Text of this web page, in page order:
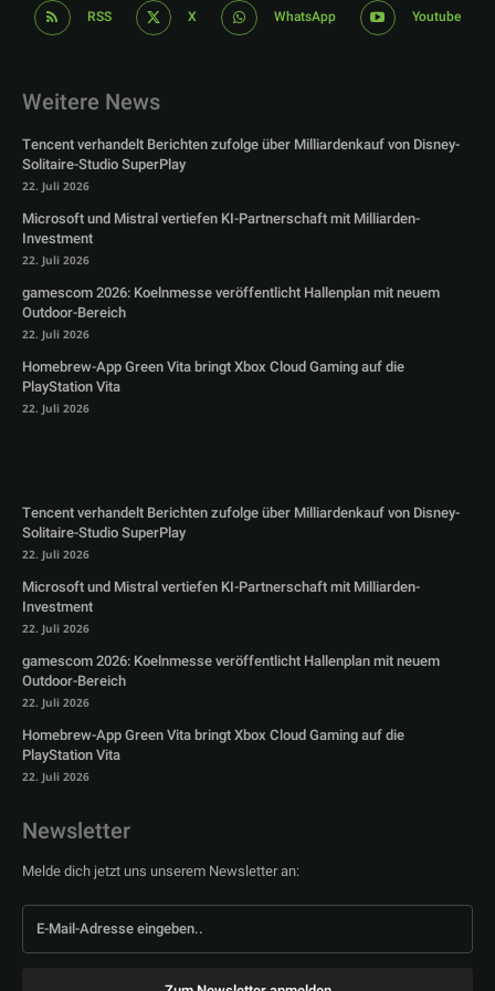
RSS X WhatsApp Youtube
Weitere News
Tencent verhandelt Berichten zufolge über Milliardenkauf von Disney-
Solitaire-Studio SuperPlay
22. Juli 2026
Microsoft und Mistral vertiefen KI-Partnerschaft mit Milliarden-
Investment
22. Juli 2026
gamescom 2026: Koelnmesse veröffentlicht Hallenplan mit neuem
Outdoor-Bereich
22. Juli 2026
Homebrew-App Green Vita bringt Xbox Cloud Gaming auf die
PlayStation Vita
22. Juli 2026
Tencent verhandelt Berichten zufolge über Milliardenkauf von Disney-
Solitaire-Studio SuperPlay
22. Juli 2026
Microsoft und Mistral vertiefen KI-Partnerschaft mit Milliarden-
Investment
22. Juli 2026
gamescom 2026: Koelnmesse veröffentlicht Hallenplan mit neuem
Outdoor-Bereich
22. Juli 2026
Homebrew-App Green Vita bringt Xbox Cloud Gaming auf die
PlayStation Vita
22. Juli 2026
Newsletter
Melde dich jetzt uns unserem Newsletter an: